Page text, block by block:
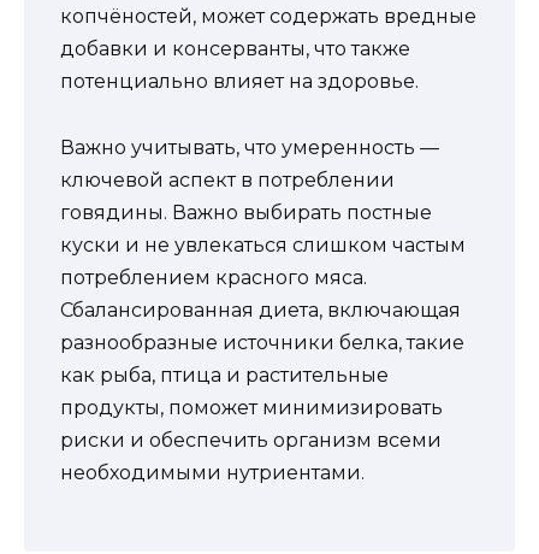
копчёностей, может содержать вредные
добавки и консерванты, что также
потенциально влияет на здоровье.
Важно учитывать, что умеренность —
ключевой аспект в потреблении
говядины. Важно выбирать постные
куски и не увлекаться слишком частым
потреблением красного мяса.
Сбалансированная диета, включающая
разнообразные источники белка, такие
как рыба, птица и растительные
продукты, поможет минимизировать
риски и обеспечить организм всеми
необходимыми нутриентами.